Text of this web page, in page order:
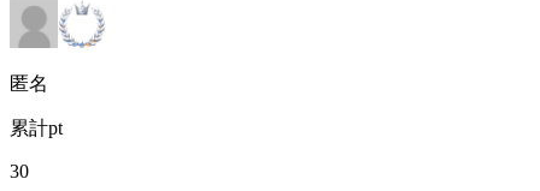
匿名
累計pt
30